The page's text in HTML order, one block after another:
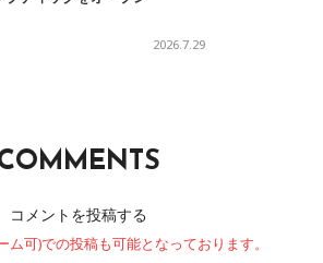
2026.7.29
コメントを投稿する
可)での投稿も可能となっております。